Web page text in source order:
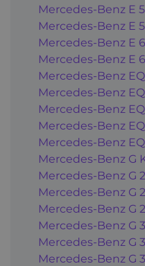
Mercedes-Benz E
Mercedes-Benz E
Mercedes-Benz E
Mercedes-Benz E
Mercedes-Benz
Mercedes-Benz
Mercedes-Benz
Mercedes-Benz
Mercedes-Benz
Mercedes-Benz G
Mercedes-Benz G
Mercedes-Benz G
Mercedes-Benz G
Mercedes-Benz G
Mercedes-Benz G
Mercedes-Benz G